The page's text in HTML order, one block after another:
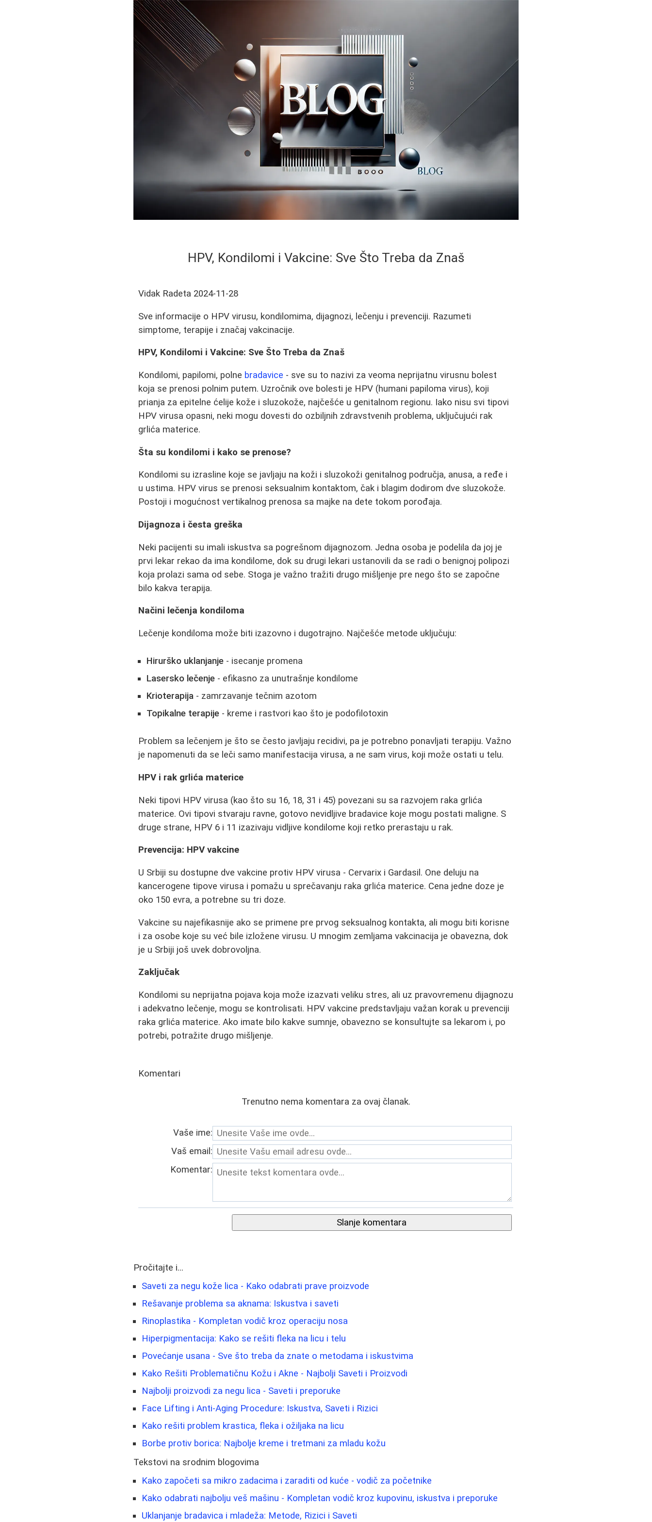
HPV, Kondilomi i Vakcine: Sve Što Treba da Znaš
Vidak Radeta 2024-11-28
Sve informacije o HPV virusu, kondilomima, dijagnozi, lečenju i prevenciji. Razumeti
simptome, terapije i značaj vakcinacije.
HPV, Kondilomi i Vakcine: Sve Što Treba da Znaš
Kondilomi, papilomi, polne bradavice - sve su to nazivi za veoma neprijatnu virusnu bolest
koja se prenosi polnim putem. Uzročnik ove bolesti je HPV (humani papiloma virus), koji
prianja za epitelne ćelije kože i sluzokože, najčešće u genitalnom regionu. Iako nisu svi tipovi
HPV virusa opasni, neki mogu dovesti do ozbiljnih zdravstvenih problema, uključujući rak
grlića materice.
Šta su kondilomi i kako se prenose?
Kondilomi su izrasline koje se javljaju na koži i sluzokoži genitalnog područja, anusa, a ređe i
u ustima. HPV virus se prenosi seksualnim kontaktom, čak i blagim dodirom dve sluzokože.
Postoji i mogućnost vertikalnog prenosa sa majke na dete tokom porođaja.
Dijagnoza i česta greška
Neki pacijenti su imali iskustva sa pogrešnom dijagnozom. Jedna osoba je podelila da joj je
prvi lekar rekao da ima kondilome, dok su drugi lekari ustanovili da se radi o benignoj polipozi
koja prolazi sama od sebe. Stoga je važno tražiti drugo mišljenje pre nego što se započne
bilo kakva terapija.
Načini lečenja kondiloma
Lečenje kondiloma može biti izazovno i dugotrajno. Najčešće metode uključuju:
Hirurško uklanjanje - isecanje promena
Lasersko lečenje - efikasno za unutrašnje kondilome
Krioterapija - zamrzavanje tečnim azotom
Topikalne terapije - kreme i rastvori kao što je podofilotoxin
Problem sa lečenjem je što se često javljaju recidivi, pa je potrebno ponavljati terapiju. Važno
je napomenuti da se leči samo manifestacija virusa, a ne sam virus, koji može ostati u telu.
HPV i rak grlića materice
Neki tipovi HPV virusa (kao što su 16, 18, 31 i 45) povezani su sa razvojem raka grlića
materice. Ovi tipovi stvaraju ravne, gotovo nevidljive bradavice koje mogu postati maligne. S
druge strane, HPV 6 i 11 izazivaju vidljive kondilome koji retko prerastaju u rak.
Prevencija: HPV vakcine
U Srbiji su dostupne dve vakcine protiv HPV virusa - Cervarix i Gardasil. One deluju na
kancerogene tipove virusa i pomažu u sprečavanju raka grlića materice. Cena jedne doze je
oko 150 evra, a potrebne su tri doze.
Vakcine su najefikasnije ako se primene pre prvog seksualnog kontakta, ali mogu biti korisne
i za osobe koje su već bile izložene virusu. U mnogim zemljama vakcinacija je obavezna, dok
je u Srbiji još uvek dobrovoljna.
Zaključak
Kondilomi su neprijatna pojava koja može izazvati veliku stres, ali uz pravovremenu dijagnozu
i adekvatno lečenje, mogu se kontrolisati. HPV vakcine predstavljaju važan korak u prevenciji
raka grlića materice. Ako imate bilo kakve sumnje, obavezno se konsultujte sa lekarom i, po
potrebi, potražite drugo mišljenje.
Komentari
Trenutno nema komentara za ovaj članak.
Vaše ime:
Vaš email:
Komentar:
Slanje komentara
Pročitajte i...
Saveti za negu kože lica - Kako odabrati prave proizvode
Rešavanje problema sa aknama: Iskustva i saveti
Rinoplastika - Kompletan vodič kroz operaciju nosa
Hiperpigmentacija: Kako se rešiti fleka na licu i telu
Povećanje usana - Sve što treba da znate o metodama i iskustvima
Kako Rešiti Problematičnu Kožu i Akne - Najbolji Saveti i Proizvodi
Najbolji proizvodi za negu lica - Saveti i preporuke
Face Lifting i Anti-Aging Procedure: Iskustva, Saveti i Rizici
Kako rešiti problem krastica, fleka i ožiljaka na licu
Borbe protiv borica: Najbolje kreme i tretmani za mladu kožu
Tekstovi na srodnim blogovima
Kako započeti sa mikro zadacima i zaraditi od kuće - vodič za početnike
Kako odabrati najbolju veš mašinu - Kompletan vodič kroz kupovinu, iskustva i preporuke
Uklanjanje bradavica i mladeža: Metode, Rizici i Saveti